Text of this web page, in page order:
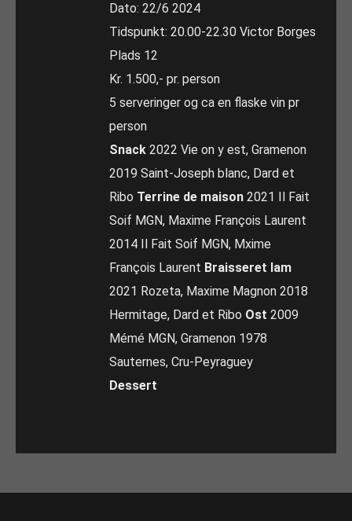
Dato: 22/6 2024
Tidspunkt: 20.00-22.30 Victor Borges
Plads 12
Kr. 1.500,- pr. person
5 serveringer og ca en flaske vin pr
person
Snack 2022 Vie on y est, Gramenon
2019 Saint-Joseph blanc, Dard et
Ribo Terrine de maison 2021 Il Fait
Soif MGN, Maxime François Laurent
2014 Il Fait Soif MGN, Mxime
François Laurent Braisseret lam
2021 Rozeta, Maxime Magnon 2018
Hermitage, Dard et Ribo Ost 2009
Mémé MGN, Gramenon 1978
Sauternes, Cru-Peyraguey
Dessert